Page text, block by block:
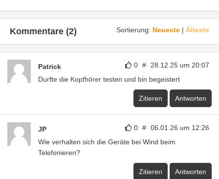
Sortierung: Neueste | Älteste
Kommentare (2)
0 # 28.12.25 um 20:07
Patrick
Durfte die Kopfhörer testen und bin begeistert
Zitieren Antworten
0 # 06.01.26 um 12:26
JP
Wie verhalten sich die Geräte bei Wind beim
Telefonieren?
Zitieren Antworten